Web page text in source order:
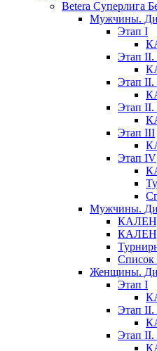
Betera Суперлига
Мужчины.
Этап I
Этап II.
Этап II.
Этап II.
Этап III
Этап IV
Мужчины.
Список
Женщины.
Этап I
Этап II.
Этап II.